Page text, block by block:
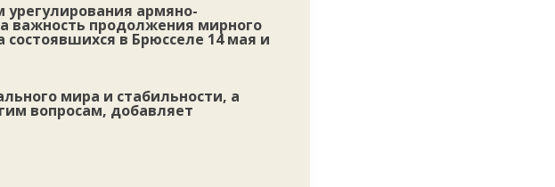
урегулирования армяно-
важность продолжения мирного
состоявшихся в Брюсселе 14 мая и
мира и стабильности, а
вопросам, добавляет